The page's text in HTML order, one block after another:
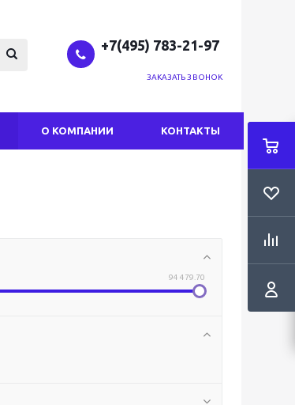
+7(495) 783-21-97
ЗАКАЗАТЬ ЗВОНОК
О КОМПАНИИ КОНТАКТЫ
94 479.70